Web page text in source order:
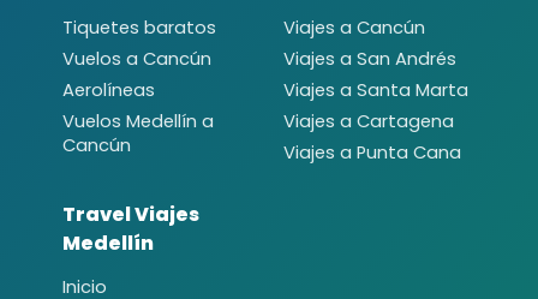
Tiquetes baratos
Vuelos a Cancún
Aerolíneas
Vuelos Medellín a
Cancún
Viajes a Cancún
Viajes a San Andrés
Viajes a Santa Marta
Viajes a Cartagena
Viajes a Punta Cana
Travel Viajes
Medellín
Inicio